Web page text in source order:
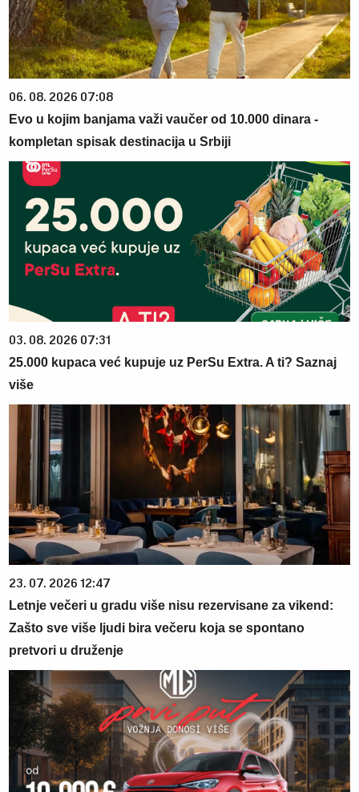
06. 08. 2026 07:08
Evo u kojim banjama važi vaučer od 10.000 dinara -
kompletan spisak destinacija u Srbiji
03. 08. 2026 07:31
25.000 kupaca već kupuje uz PerSu Extra. A ti? Saznaj
više
23. 07. 2026 12:47
Letnje večeri u gradu više nisu rezervisane za vikend:
Zašto sve više ljudi bira večeru koja se spontano
pretvori u druženje